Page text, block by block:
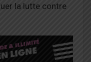
la lutte contre